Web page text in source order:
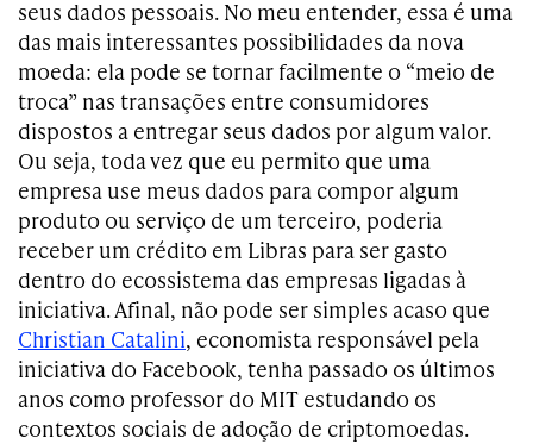
seus dados pessoais. No meu entender, essa é uma
das mais interessantes possibilidades da nova
moeda: ela pode se tornar facilmente o “meio de
troca” nas transações entre consumidores
dispostos a entregar seus dados por algum valor.
Ou seja, toda vez que eu permito que uma
empresa use meus dados para compor algum
produto ou serviço de um terceiro, poderia
receber um crédito em Libras para ser gasto
dentro do ecossistema das empresas ligadas à
iniciativa. Afinal, não pode ser simples acaso que
Christian Catalini, economista responsável pela
iniciativa do Facebook, tenha passado os últimos
anos como professor do MIT estudando os
contextos sociais de adoção de criptomoedas.